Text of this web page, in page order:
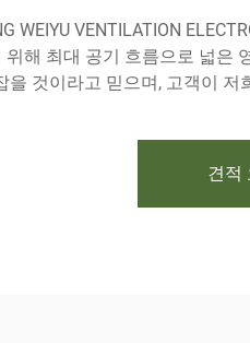
VENTILATION
해 최대 공기 흐름으로 넓
을 것이라고 믿으며, 고객이
견적